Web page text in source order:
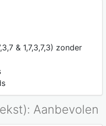
& 1,7,3,7,3) zonder
Aanbevolen